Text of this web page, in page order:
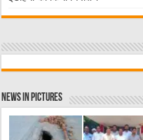
News in Pictures